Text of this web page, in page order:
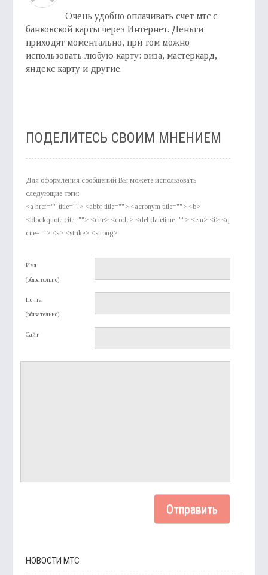
Очень удобно оплачивать счет мтс с
банковской карты через Интернет. Деньги
приходят моментально, при том можно
использовать любую карту: виза, мастеркард,
яндекс карту и другие.
ПОДЕЛИТЕСЬ СВОИМ МНЕНИЕМ
Для оформления сообщений Вы можете использовать
следующие тэги:
<a href="" title=""> <abbr title=""> <acronym title=""> <b>
<blockquote cite=""> <cite> <code> <del datetime=""> <em> <i> <q
cite=""> <s> <strike> <strong>
Имя
(обязательно)
Почта
(обязательно)
Сайт
НОВОСТИ МТС